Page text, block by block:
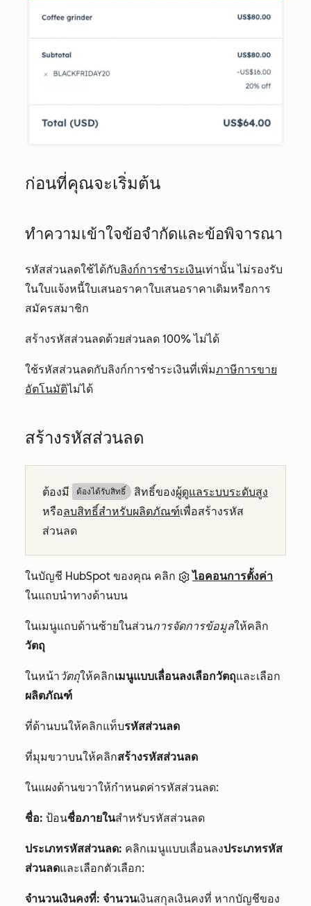
ก่อนที่คุณจะเริ่มต้น
ทำความเข้าใจข้อจำกัดและข้อพิจารณา
รหัสส่วนลดใช้ได้กับลิงก์การชำระเงินเท่านั้น ไม่รองรับ
ในใบแจ้งหนี้ใบเสนอราคาใบเสนอราคาเดิมหรือการ
สมัครสมาชิก
สร้างรหัสส่วนลดด้วยส่วนลด 100% ไม่ได้
ใช้รหัสส่วนลดกับลิงก์การชำระเงินที่เพิ่มภาษีการขาย
อัตโนมัติไม่ได้
สร้างรหัสส่วนลด
ต้องมี ต้องได้รับสิทธิ์​ สิทธิ์ของผู้ดูแลระบบระดับสูง
หรือลบสิทธิ์สำหรับผลิตภัณฑ์เพื่อสร้างรหัส
ส่วนลด
ในบัญชี HubSpot ของคุณ คลิก
ไอคอนการตั้งค่า
ในแถบนำทางด้านบน
ในเมนูแถบด้านซ้ายในส่วนการจัดการข้อมูลให้คลิก
วัตถุ
ในหน้าวัตถุให้คลิกเมนูแบบเลื่อนลงเลือกวัตถุและเลือก
ผลิตภัณฑ์
ที่ด้านบนให้คลิกแท็บรหัสส่วนลด
ที่มุมขวาบนให้คลิกสร้างรหัสส่วนลด
ในแผงด้านขวาให้กำหนดค่ารหัสส่วนลด:
ชื่อ: ป้อนชื่อภายในสำหรับรหัสส่วนลด
ประเภทรหัสส่วนลด: คลิกเมนูแบบเลื่อนลงประเภทรหัส
ส่วนลดและเลือกตัวเลือก:
จำนวนเงินคงที่: จำนวนเงินสกุลเงินคงที่ หากบัญชีของ